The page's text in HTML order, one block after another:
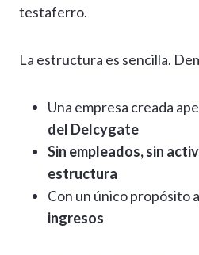
testaferro.
La estructura es sencilla.
Una empresa creada
del Delcygate
Sin empleados, sin
estructura
Con un único propósito
ingresos